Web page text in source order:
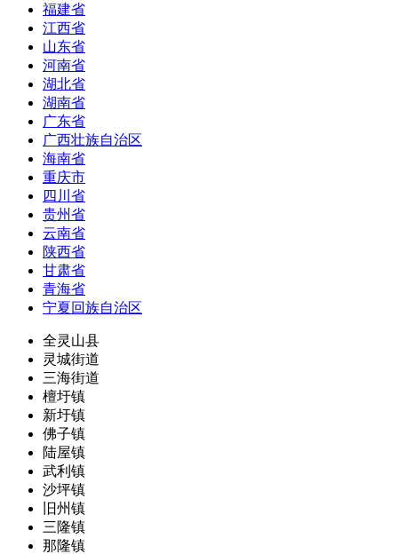
福建省
江西省
山东省
河南省
湖北省
湖南省
广东省
广西壮族自治区
海南省
重庆市
四川省
贵州省
云南省
陕西省
甘肃省
青海省
宁夏回族自治区
全灵山县
灵城街道
三海街道
檀圩镇
新圩镇
佛子镇
陆屋镇
武利镇
沙坪镇
旧州镇
三隆镇
那隆镇